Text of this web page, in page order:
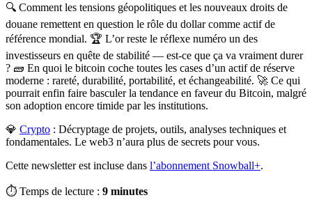
🔍 Comment les tensions géopolitiques et les nouveaux droits de
douane remettent en question le rôle du dollar comme actif de
référence mondial. 🏆 L’or reste le réflexe numéro un des
investisseurs en quête de stabilité — est-ce que ça va vraiment durer
? 🧱 En quoi le bitcoin coche toutes les cases d’un actif de réserve
moderne : rareté, durabilité, portabilité, et échangeabilité. 🚀 Ce qui
pourrait enfin faire basculer la tendance en faveur du Bitcoin, malgré
son adoption encore timide par les institutions.
💎 Crypto : Décryptage de projets, outils, analyses techniques et
fondamentales. Le web3 n’aura plus de secrets pour vous.
Cette newsletter est incluse dans l’abonnement Snowball+.
⏱️ Temps de lecture : 9 minutes